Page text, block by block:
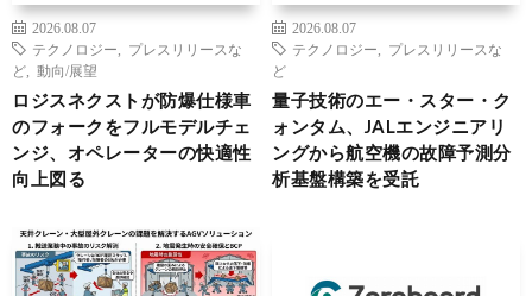
2026.08.07
テクノロジー
プレスリリースな
ど
動向/展望
ロジスネクストが防爆仕様車
のフォークをフルモデルチェ
ンジ、オペレーターの快適性
向上図る
2026.08.07
テクノロジー
プレスリリースな
ど
量子技術のエー・スター・ク
ォンタム、JALエンジニアリ
ングから航空機の故障予測分
析基盤構築を受託